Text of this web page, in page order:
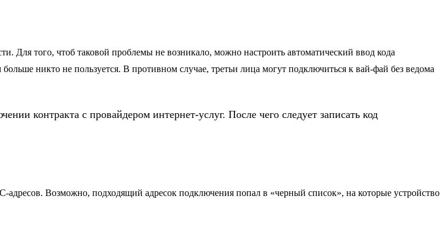
Для того, чтоб таковой проблемы не возникало, можно настроить автоматический ввод кода
никто не пользуется. В противном случае, третьи лица могут подключиться к вай-фай без ведома
контракта с провайдером интернет-услуг. После чего следует записать код
Возможно, подходящий адресок подключения попал в «черный список», на которые устройство